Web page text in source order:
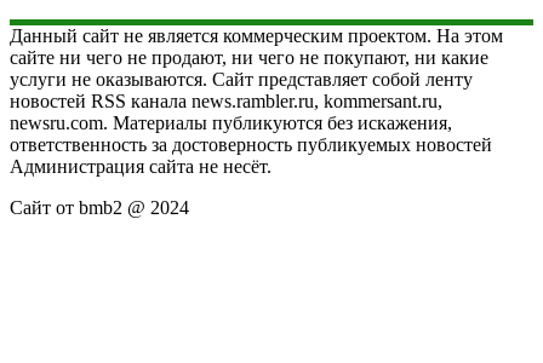
Данный сайт не является коммерческим проектом. На этом
сайте ни чего не продают, ни чего не покупают, ни какие
услуги не оказываются. Сайт представляет собой ленту
новостей RSS канала news.rambler.ru, kommersant.ru,
newsru.com. Материалы публикуются без искажения,
ответственность за достоверность публикуемых новостей
Администрация сайта не несёт.
Сайт от bmb2 @ 2024